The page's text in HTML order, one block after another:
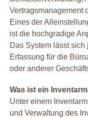
Vertragsmanagement
Eines der
ist die hochgradige
Das System lässt
Erfassung für die
oder anderer
Was ist ein
Unter einem
und Verwaltung des